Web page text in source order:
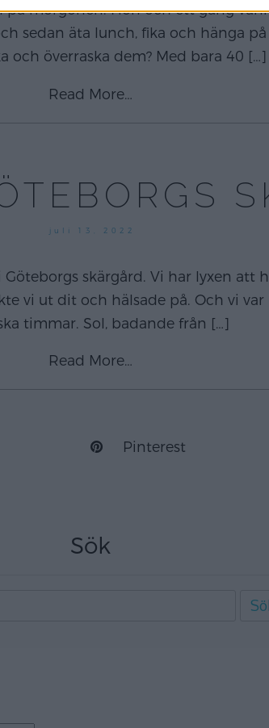
morgonen. Hon och ett gäng
sedan äta lunch, fika och hänga
och överraska dem? Med bara 40 […]
Read More…
juli 13, 2022
skärgård. Vi har lyxen att
vi ut dit och hälsade på. Och vi
timmar. Sol, badande från […]
Read More…
Pinterest
Sök